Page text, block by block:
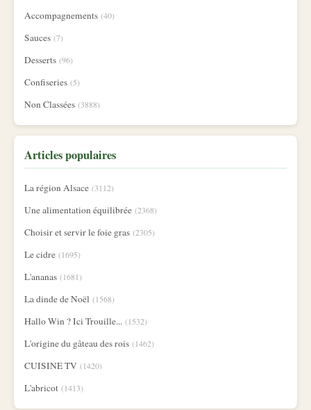
Accompagnements (40)
Sauces (7)
Desserts (96)
Confiseries (5)
Non Classées (3888)
Articles populaires
La région Alsace (3112)
Une alimentation équilibrée (2368)
Choisir et servir le foie gras (2305)
Le cidre (1695)
L'ananas (1681)
La dinde de Noël (1568)
Hallo Win ? Ici Trouille... (1532)
L'origine du gâteau des rois (1462)
CUISINE TV (1420)
L'abricot (1413)